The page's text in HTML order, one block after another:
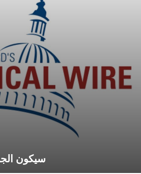
سيكون الجو